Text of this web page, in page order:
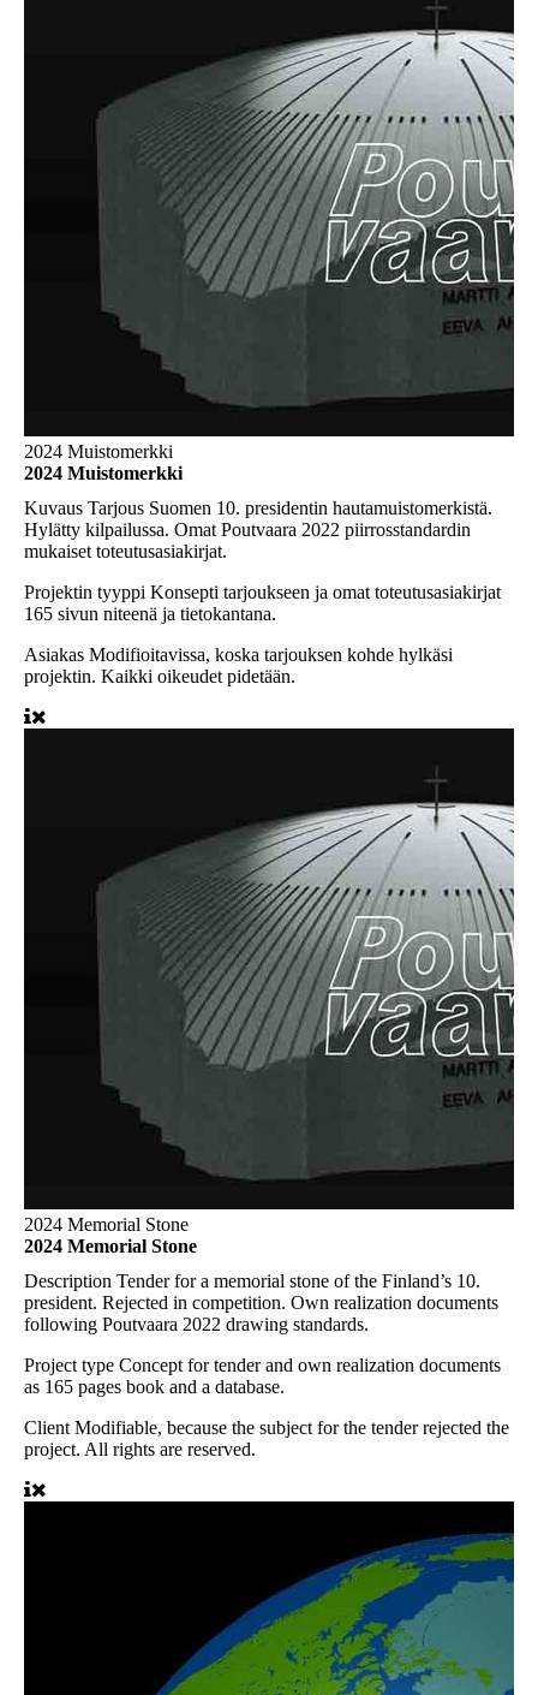
2024 Muistomerkki
2024 Muistomerkki
Kuvaus Tarjous Suomen 10. presidentin hautamuistomerkistä.
Hylätty kilpailussa. Omat Poutvaara 2022 piirrosstandardin
mukaiset toteutusasiakirjat.
Projektin tyyppi Konsepti tarjoukseen ja omat toteutusasiakirjat
165 sivun niteenä ja tietokantana.
Asiakas Modifioitavissa, koska tarjouksen kohde hylkäsi
projektin. Kaikki oikeudet pidetään.
2024 Memorial Stone
2024 Memorial Stone
Description Tender for a memorial stone of the Finland’s 10.
president. Rejected in competition. Own realization documents
following Poutvaara 2022 drawing standards.
Project type Concept for tender and own realization documents
as 165 pages book and a database.
Client Modifiable, because the subject for the tender rejected the
project. All rights are reserved.